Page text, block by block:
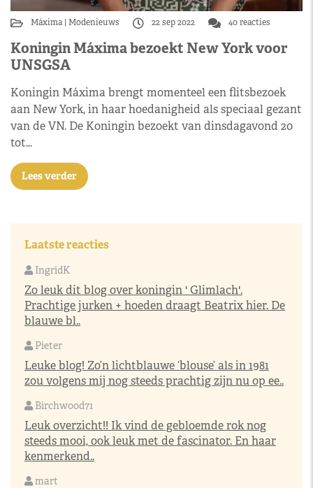
Máxima Modenieuws 22 sep 2022 40 reacties
Koningin Máxima bezoekt New York voor
UNSGSA
Koningin Máxima brengt momenteel een flitsbezoek
aan New York, in haar hoedanigheid als speciaal gezant
van de VN. De Koningin bezoekt van dinsdagavond 20
tot…
Lees verder
Laatste reacties
IngridK
Zo leuk dit blog over koningin ' Glimlach'.
Prachtige jurken + hoeden draagt Beatrix hier. De
blauwe bl..
Pieter
Leuke blog! Zo’n lichtblauwe ‘blouse’ als in 1981
zou volgens mij nog steeds prachtig zijn nu op ee..
Birchwood71
Leuk overzicht!! Ik vind de gebloemde rok nog
steeds mooi, ook leuk met de fascinator. En haar
kenmerkend..
mart